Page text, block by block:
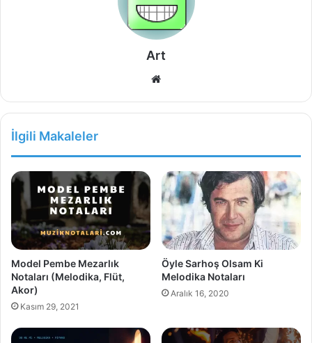
Art
İlgili Makaleler
Model Pembe Mezarlık
Notaları (Melodika, Flüt,
Akor)
Kasım 29, 2021
Öyle Sarhoş Olsam Ki
Melodika Notaları
Aralık 16, 2020